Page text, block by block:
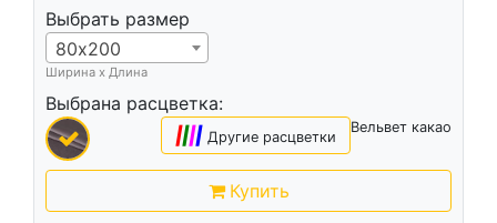
Выбрать размер
80х200
Ширина х Длина
Выбрана расцветка:
Вельвет какао
|||| Другие расцветки
Купить